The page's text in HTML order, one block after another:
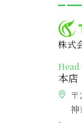
株式
Head
本店
神